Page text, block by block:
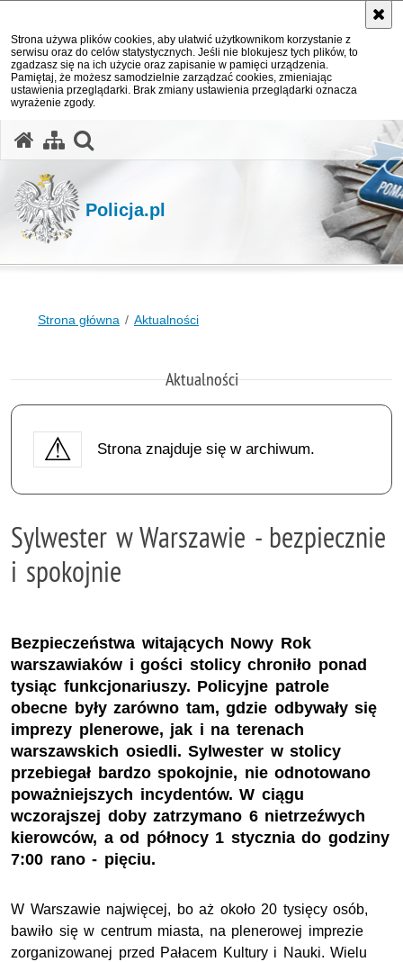
Strona używa plików cookies, aby ułatwić użytkownikom korzystanie z
serwisu oraz do celów statystycznych. Jeśli nie blokujesz tych plików, to
zgadzasz się na ich użycie oraz zapisanie w pamięci urządzenia.
Pamiętaj, że możesz samodzielnie zarządzać cookies, zmieniając
ustawienia przeglądarki. Brak zmiany ustawienia przeglądarki oznacza
wyrażenie zgody.
Policja.pl
Strona główna Aktualności
Aktualności
Strona znajduje się w archiwum.
Sylwester w Warszawie - bezpiecznie
i spokojnie
Bezpieczeństwa witających Nowy Rok
warszawiaków i gości stolicy chroniło ponad
tysiąc funkcjonariuszy. Policyjne patrole
obecne były zarówno tam, gdzie odbywały się
imprezy plenerowe, jak i na terenach
warszawskich osiedli. Sylwester w stolicy
przebiegał bardzo spokojnie, nie odnotowano
poważniejszych incydentów. W ciągu
wczorajszej doby zatrzymano 6 nietrzeźwych
kierowców, a od północy 1 stycznia do godziny
7:00 rano - pięciu.
W Warszawie najwięcej, bo aż około 20 tysięcy osób,
bawiło się w centrum miasta, na plenerowej imprezie
zorganizowanej przed Pałacem Kultury i Nauki. Wielu